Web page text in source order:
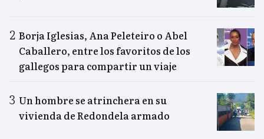
Borja Iglesias, Ana Peleteiro o Abel
Caballero, entre los favoritos de los
gallegos para compartir un viaje
Un hombre se atrinchera en su
vivienda de Redondela armado